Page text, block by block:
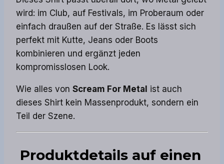
wird: im Club, auf Festivals, im Proberaum oder
einfach draußen auf der Straße. Es lässt sich
perfekt mit Kutte, Jeans oder Boots
kombinieren und ergänzt jeden
kompromisslosen Look.
Wie alles von Scream For Metal ist auch
dieses Shirt kein Massenprodukt, sondern ein
Teil der Szene.
Produktdetails auf einen